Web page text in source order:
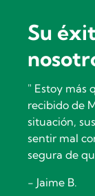
Su
" Estoy más
recibido de
situación,
sentir mal
segura de
- Jaime B.